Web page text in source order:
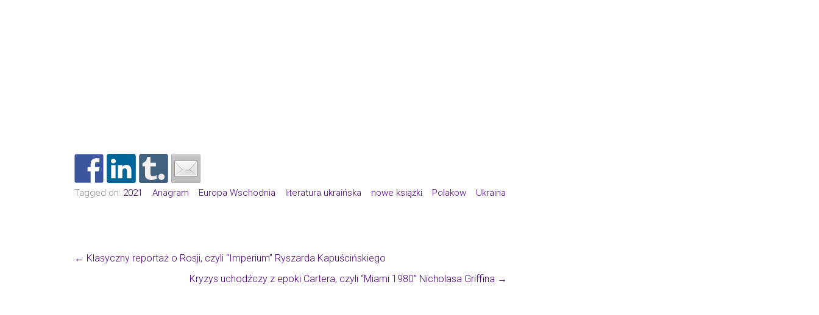
Tagged on: 2021 Anagram Europa Wschodnia literatura ukraińska nowe książki Polakow Ukraina
← Klasyczny reportaż o Rosji, czyli “Imperium” Ryszarda Kapuścińskiego
Kryzys uchodźczy z epoki Cartera, czyli “Miami 1980” Nicholasa Griffina →